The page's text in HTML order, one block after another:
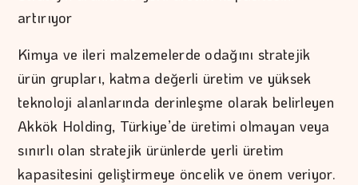
artırıyor
Kimya ve ileri malzemelerde odağını stratejik
ürün grupları, katma değerli üretim ve yüksek
teknoloji alanlarında derinleşme olarak belirleyen
Akkök Holding, Türkiye’de üretimi olmayan veya
sınırlı olan stratejik ürünlerde yerli üretim
kapasitesini geliştirmeye öncelik ve önem veriyor.